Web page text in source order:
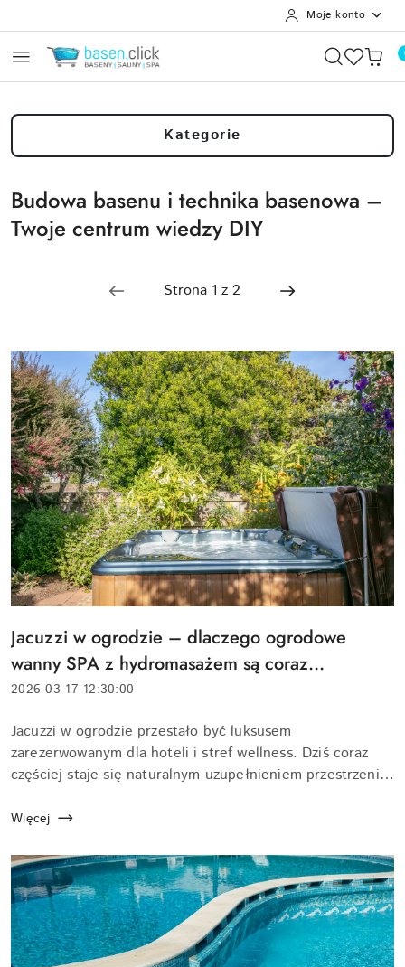
Moje konto
Kategorie
Budowa basenu i technika basenowa –
Twoje centrum wiedzy DIY
Tytuł
artykułu:
Jacuzzi w ogrodzie – dlaczego ogrodowe
wanny SPA z hydromasażem są coraz
popularniejsze?
Data
2026-03-17 12:30:00
Treść
artykułu:
Jacuzzi w ogrodzie przestało być luksusem
zarezerwowanym dla hoteli i stref wellness. Dziś coraz
częściej staje się naturalnym uzupełnieniem przestrzeni
odpowiadają na potrzebę relaksu, prywatności i wygody
Więcej